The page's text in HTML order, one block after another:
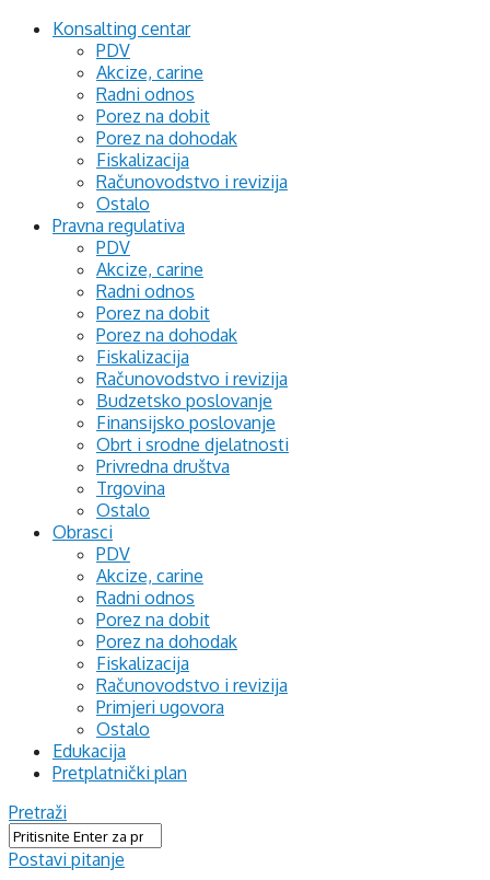
Konsalting centar
PDV
Akcize, carine
Radni odnos
Porez na dobit
Porez na dohodak
Fiskalizacija
Računovodstvo i revizija
Ostalo
Pravna regulativa
PDV
Akcize, carine
Radni odnos
Porez na dobit
Porez na dohodak
Fiskalizacija
Računovodstvo i revizija
Budzetsko poslovanje
Finansijsko poslovanje
Obrt i srodne djelatnosti
Privredna društva
Trgovina
Ostalo
Obrasci
PDV
Akcize, carine
Radni odnos
Porez na dobit
Porez na dohodak
Fiskalizacija
Računovodstvo i revizija
Primjeri ugovora
Ostalo
Edukacija
Pretplatnički plan
Pretraži
Postavi pitanje